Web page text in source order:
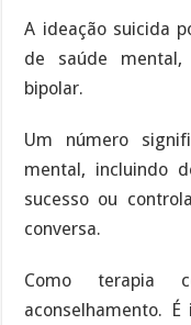
A ideação suicida
de saúde mental,
bipolar.
Um número
mental, incluindo
sucesso ou
conversa.
Como terapia
aconselhamento.